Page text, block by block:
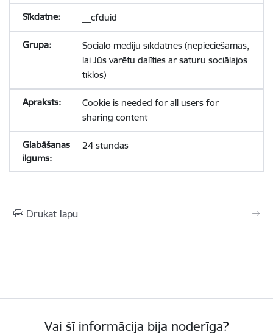
__cfduid
Sociālo mediju sīkdatnes (nepieciešamas,
lai Jūs varētu dalīties ar saturu sociālajos
tīklos)
Cookie is needed for all users for
sharing content
24 stundas
Drukāt lapu
Vai šī informācija bija noderīga?